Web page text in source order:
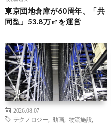
東京団地倉庫が60周年、「共
同型」53.8万㎡を運営
2026.08.07
テクノロジー
動画 物流施設